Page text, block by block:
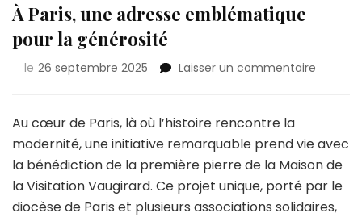
À Paris, une adresse emblématique
pour la générosité
le 26 septembre 2025 Laisser un commentaire
pour
la
Au cœur de Paris, là où l’histoire rencontre la
modernité, une initiative remarquable prend vie avec
la bénédiction de la première pierre de la Maison de
la Visitation Vaugirard. Ce projet unique, porté par le
diocèse de Paris et plusieurs associations solidaires,